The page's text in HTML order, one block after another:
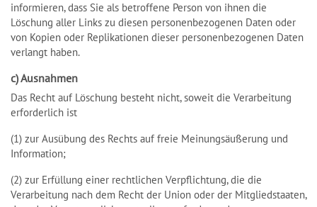
informieren, dass Sie als betroffene Person von ihnen die
Löschung aller Links zu diesen personenbezogenen Daten oder
von Kopien oder Replikationen dieser personenbezogenen Daten
verlangt haben.
c) Ausnahmen
Das Recht auf Löschung besteht nicht, soweit die Verarbeitung
erforderlich ist
(1) zur Ausübung des Rechts auf freie Meinungsäußerung und
Information;
(2) zur Erfüllung einer rechtlichen Verpflichtung, die die
Verarbeitung nach dem Recht der Union oder der Mitgliedstaaten,